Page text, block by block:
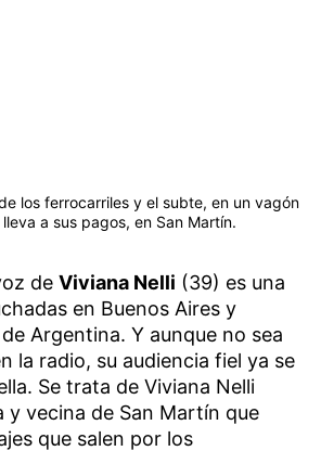
los ferrocarriles y el subte, en un vagón
a sus pagos, en San Martín.
de Viviana Nelli (39) es una
en Buenos Aires y
Argentina. Y aunque no sea
la radio, su audiencia fiel ya se
Se trata de Viviana Nelli
y vecina de San Martín que
que salen por los